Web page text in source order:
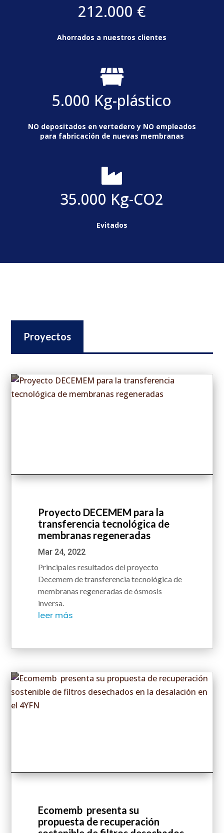
212.000 €
Ahorrados a nuestros clientes

5.000 Kg-plástico
NO depositados en vertedero y NO empleados
para fabricación de nuevas membranas

35.000 Kg-CO2
Evitados
Proyectos
Proyecto DECEMEM para la
transferencia tecnológica de
membranas regeneradas
Mar 24, 2022
Principales resultados del proyecto
Decemem de transferencia tecnológica de
membranas regeneradas de ósmosis
inversa.
leer más
Ecomemb presenta su
propuesta de recuperación